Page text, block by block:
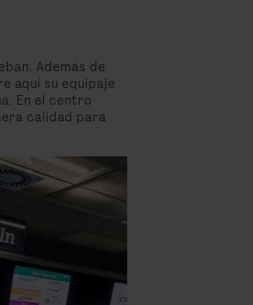
Además de
aquí su equipaje
En el centro
calidad para